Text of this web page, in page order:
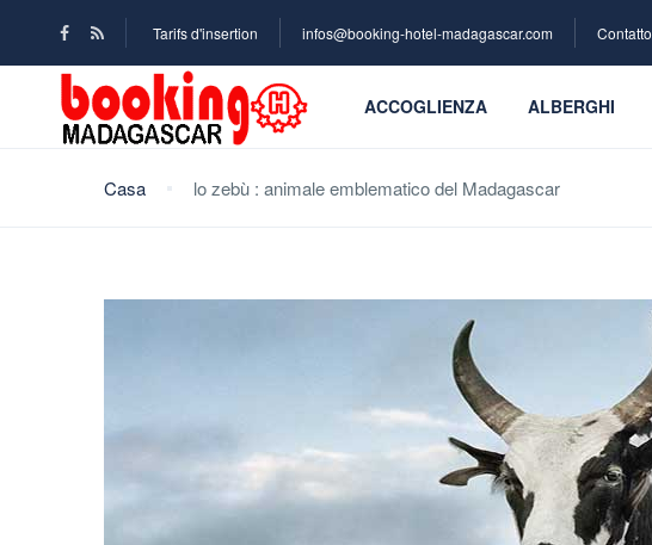
Tarifs d'insertion infos@booking-hotel-madagascar.com Contatto
ACCOGLIENZA ALBERGHI
Casa lo zebù : animale emblematico del Madagascar